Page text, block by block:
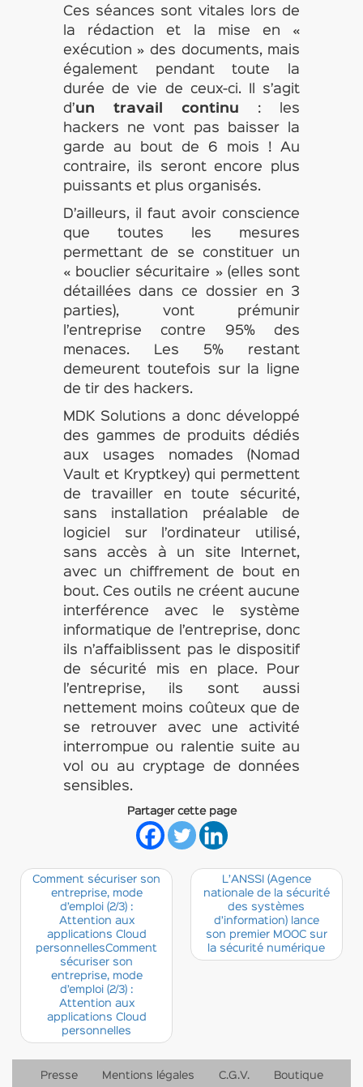
Ces séances sont vitales lors de
la rédaction et la mise en «
exécution » des documents, mais
également pendant toute la
durée de vie de ceux-ci. Il s’agit
d’un travail continu : les
hackers ne vont pas baisser la
garde au bout de 6 mois ! Au
contraire, ils seront encore plus
puissants et plus organisés.
D’ailleurs, il faut avoir conscience
que toutes les mesures
permettant de se constituer un
« bouclier sécuritaire » (elles sont
détaillées dans ce dossier en 3
parties), vont prémunir
l’entreprise contre 95% des
menaces. Les 5% restant
demeurent toutefois sur la ligne
de tir des hackers.
MDK Solutions a donc développé
des gammes de produits dédiés
aux usages nomades (Nomad
Vault et Kryptkey) qui permettent
de travailler en toute sécurité,
sans installation préalable de
logiciel sur l’ordinateur utilisé,
sans accès à un site Internet,
avec un chiffrement de bout en
bout. Ces outils ne créent aucune
interférence avec le système
informatique de l’entreprise, donc
ils n’affaiblissent pas le dispositif
de sécurité mis en place. Pour
l’entreprise, ils sont aussi
nettement moins coûteux que de
se retrouver avec une activité
interrompue ou ralentie suite au
vol ou au cryptage de données
sensibles.
Partager cette page
Comment sécuriser son
entreprise, mode
d’emploi (2/3) :
Attention aux
applications Cloud
personnellesComment
sécuriser son
entreprise, mode
d’emploi (2/3) :
Attention aux
applications Cloud
personnelles
L’ANSSI (Agence
nationale de la sécurité
des systèmes
d’information) lance
son premier MOOC sur
la sécurité numérique
Presse Mentions légales C.G.V. Boutique